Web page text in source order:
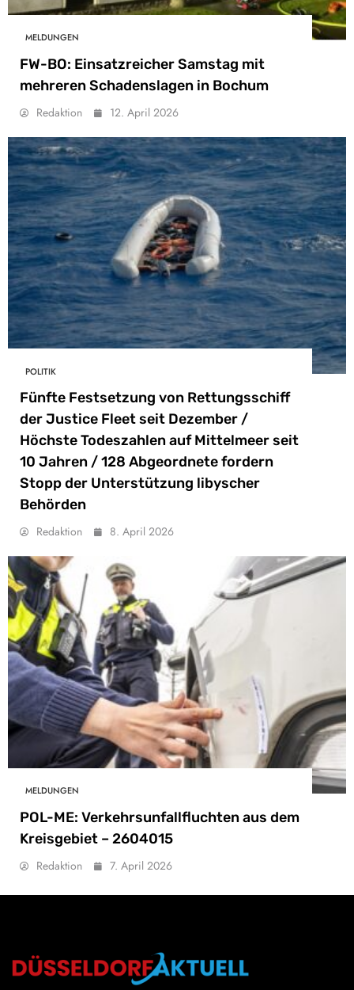
MELDUNGEN
FW-BO: Einsatzreicher Samstag mit
mehreren Schadenslagen in Bochum
Redaktion 12. April 2026
POLITIK
Fünfte Festsetzung von Rettungsschiff
der Justice Fleet seit Dezember /
Höchste Todeszahlen auf Mittelmeer seit
10 Jahren / 128 Abgeordnete fordern
Stopp der Unterstützung libyscher
Behörden
Redaktion 8. April 2026
MELDUNGEN
POL-ME: Verkehrsunfallfluchten aus dem
Kreisgebiet – 2604015
Redaktion 7. April 2026